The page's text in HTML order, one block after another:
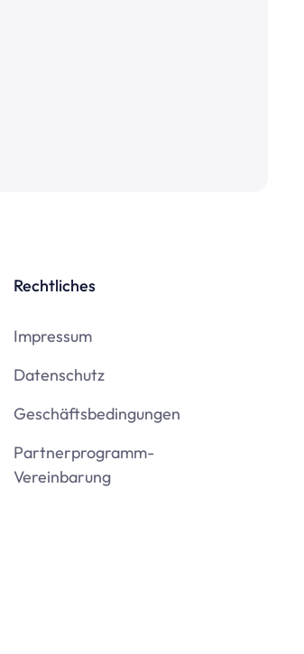
Rechtliches
Impressum
Datenschutz
Geschäftsbedingungen
Partnerprogramm-
Vereinbarung